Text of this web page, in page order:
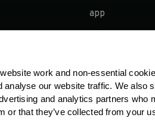
work and non-essential
our website traffic. We also
and analytics partners who
or that they’ve collected from your
app